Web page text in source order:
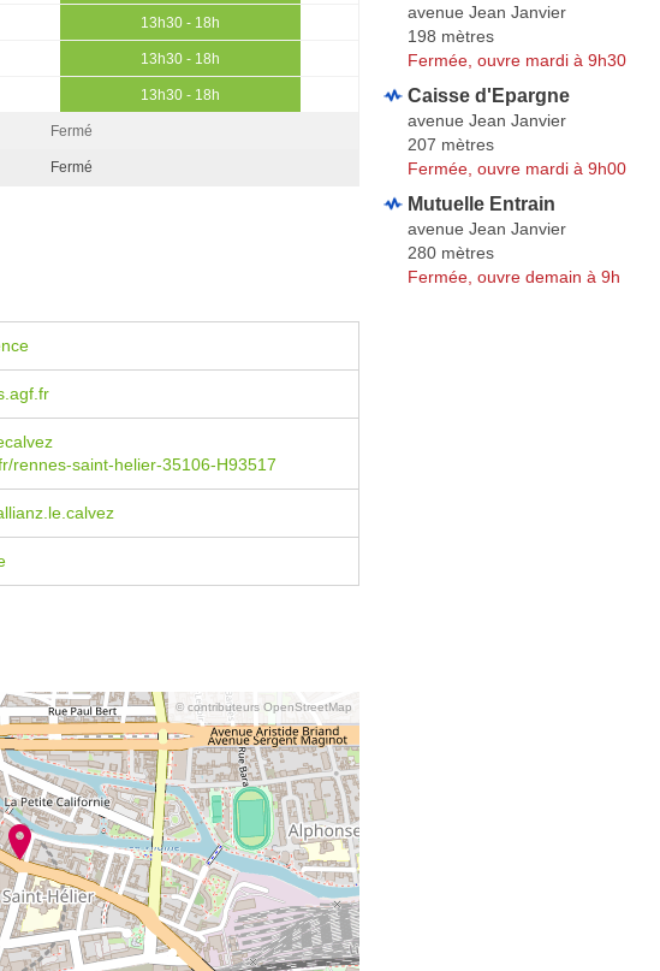
13h30 - 18h
13h30 - 18h
13h30 - 18h
Fermé
Fermé
rennes-saint-helier-35106-H93517
© contributeurs OpenStreetMap
avenue Jean Janvier
198 mètres
Fermée, ouvre mardi à 9h30
Caisse d'Epargne
avenue Jean Janvier
207 mètres
Fermée, ouvre mardi à 9h00
Mutuelle Entrain
avenue Jean Janvier
280 mètres
Fermée, ouvre demain à 9h